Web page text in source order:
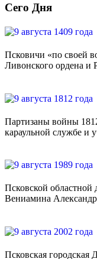
Сего Дня
Псковичи «по своей
Ливонского ордена и
Партизаны войны
караульной службе и
Псковской областной
Вениамина
Псковская городская